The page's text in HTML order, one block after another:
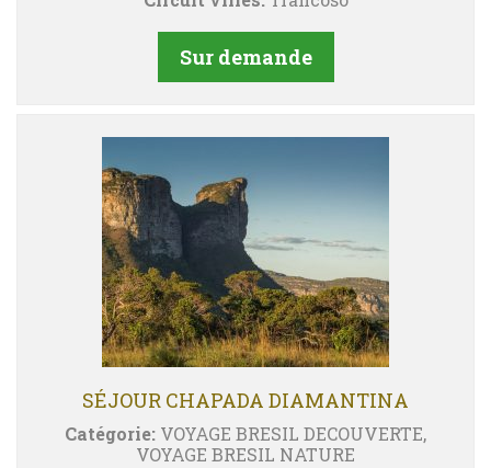
Sur demande
SÉJOUR CHAPADA DIAMANTINA
Catégorie: VOYAGE BRESIL DECOUVERTE,
VOYAGE BRESIL NATURE